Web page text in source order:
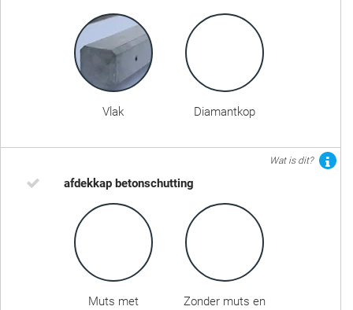
Vlak Diamantkop
Wat is dit?
afdekkap betonschutting
Muts met
Zonder muts en